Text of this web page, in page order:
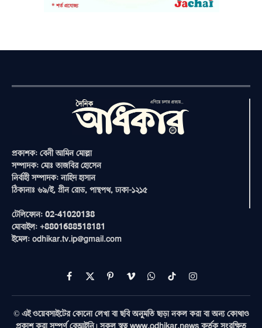
প্রকাশক: বেনী আমিন মোল্লা
সম্পাদক: মোঃ তাজবির হোসেন
নির্বাহী সম্পাদক: নাহিদ হাসান
ঠিকানাঃ ৬৯/ই, গ্রীন রোড, পান্থপথ, ঢাকা-১২১৫
টেলিফোন: 02-41020138
মোবাইল: +8801688518181
ইমেল: odhikar.tv.ip@gmail.com
Facebook
X
(Twitter)
PinterestVimeoWhatsAppTikTokInstagram
© এই ওয়েবসাইটের কোনো লেখা বা ছবি অনুমতি ছাড়া নকল করা বা অন্য কোথাও
প্রকাশ করা সম্পূর্ণ বেআইনি। সকল স্বত্ব www.odhikar.news কর্তৃক সংরক্ষিত